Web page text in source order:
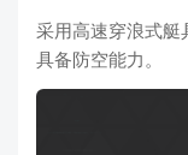
采用高速穿浪式艇
具备防空能力。